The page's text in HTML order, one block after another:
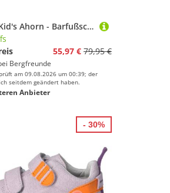
qnuffs - Kid's Ahorn - Barfußschuhe Gr 29 lila
55,97 € 79,95 €
Bergfreunde
am 09.08.2026 um 00:39; der
seitdem geändert haben.
Anbieter
- 30%